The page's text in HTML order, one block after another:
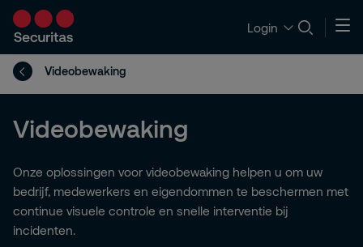
Login
Videobewaking
Videobewaking
Onze oplossingen voor videobewaking helpen u om uw
bedrijf, medewerkers en eigendommen te beschermen met
continue visuele controle en snelle interventie bij
incidenten.